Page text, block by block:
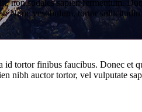
non sodales sapien fermentum.
Nunc vestibulum, tortor
tortor finibus faucibus. Donec
nibh auctor tortor, vel vulputate